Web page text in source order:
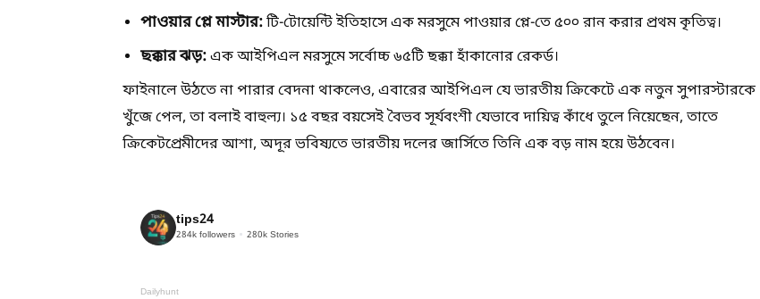
পাওয়ার প্লে মাস্টার:টি-টোয়েন্টি ইতিহাসে এক মরসুমে পাওয়ার প্লে-তে ৫০০ রান করার প্রথম কৃতিত্ব।
ছক্কার ঝড়:এক আইপিএল মরসুমে সর্বোচ্চ ৬৫টি ছক্কা হাঁকানোর রেকর্ড।
ফাইনালে উঠতে না পারার বেদনা থাকলেও, এবারের আইপিএল যে ভারতীয় ক্রিকেটে এক নতুন সুপারস্টারকে
খুঁজে পেল, তা বলাই বাহুল্য। ১৫ বছর বয়সেই বৈভব সূর্যবংশী যেভাবে দায়িত্ব কাঁধে তুলে নিয়েছেন, তাতে
ক্রিকেটপ্রেমীদের আশা, অদূর ভবিষ্যতে ভারতীয় দলের জার্সিতে তিনি এক বড় নাম হয়ে উঠবেন।
tips24
284k followers 280k Stories
Dailyhunt